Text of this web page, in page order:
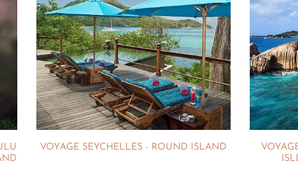
VOYAGE SEYCHELLES - ROUND ISLAND